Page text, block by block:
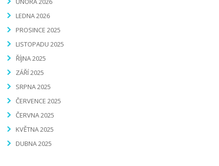
LEDNA 2026
PROSINCE 2025
LISTOPADU 2025
ŘÍJNA 2025
ZÁŘÍ 2025
SRPNA 2025
ČERVENCE 2025
ČERVNA 2025
KVĚTNA 2025
DUBNA 2025